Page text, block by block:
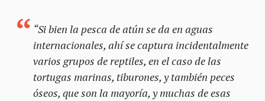
“Si bien la pesca de atún se da en aguas
internacionales, ahí se captura incidentalmente
varios grupos de reptiles, en el caso de las
tortugas marinas, tiburones, y también peces
óseos, que son la mayoría, y muchas de esas